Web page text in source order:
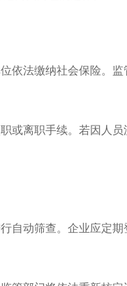
依法缴纳社会保险。监
或离职手续。若因人员
自动筛查。企业应定期